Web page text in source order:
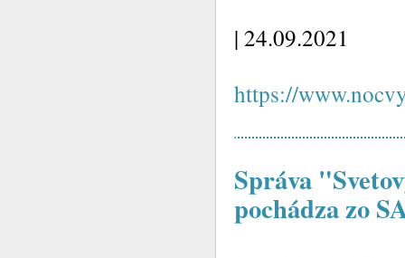
| 24.09.2021
https://
Správa
pochádza zo